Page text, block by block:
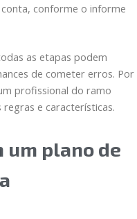
conforme o informe
as etapas podem
de cometer erros. Por
profissional do ramo
e características.
um plano de